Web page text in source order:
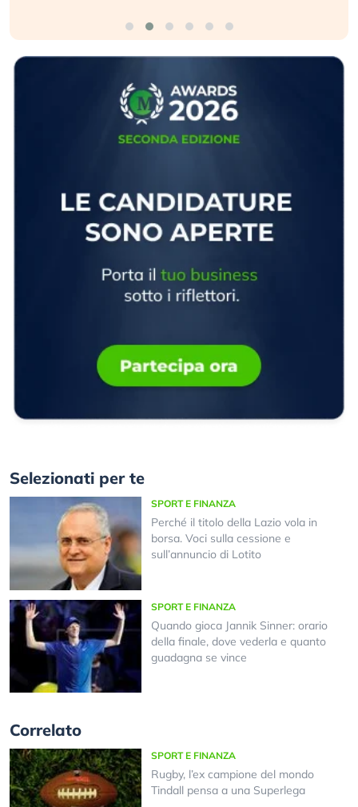
Selezionati per te
SPORT E FINANZA
Perché il titolo della Lazio vola in
borsa. Voci sulla cessione e
sull’annuncio di Lotito
SPORT E FINANZA
Quando gioca Jannik Sinner: orario
della finale, dove vederla e quanto
guadagna se vince
Correlato
SPORT E FINANZA
Rugby, l’ex campione del mondo
Tindall pensa a una Superlega